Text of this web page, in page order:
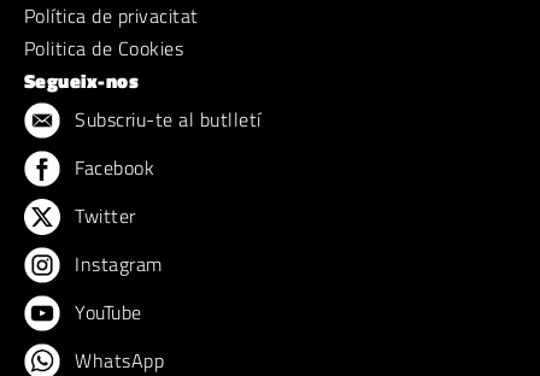
Política de privacitat
Politica de Cookies
Segueix-nos
Subscriu-te al butlletí
Facebook
Twitter
Instagram
YouTube
WhatsApp